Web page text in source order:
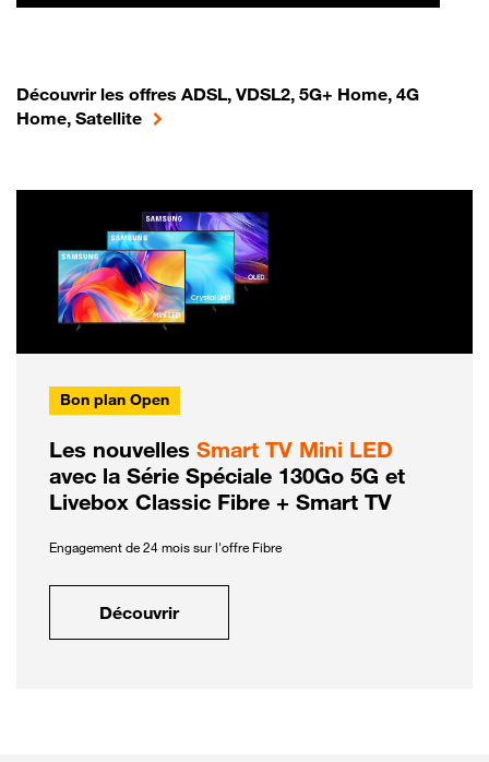
Découvrir les offres ADSL, VDSL2, 5G+ Home, 4G
Home, Satellite
Bon plan Open
Les nouvelles Smart TV Mini LED
avec la Série Spéciale 130Go 5G et
Livebox Classic Fibre + Smart TV
Engagement de 24 mois sur l'offre Fibre
Découvrir